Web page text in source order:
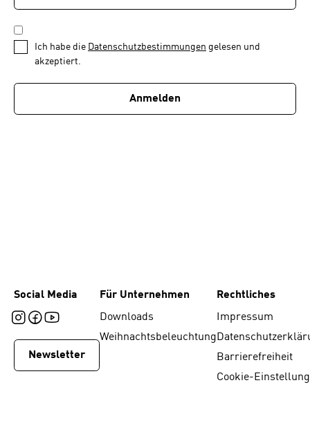
1
von
ADRESSE
DATENSCHUTZBESTIMMUNGEN
*
Ich habe die Datenschutzbestimmungen gelesen und
akzeptiert.
Anmelden
Social Media
Newsletter
Für Unternehmen
Downloads
Weihnachtsbeleuchtung
Rechtliches
Impressum
Barrierefreiheit
Cookie-